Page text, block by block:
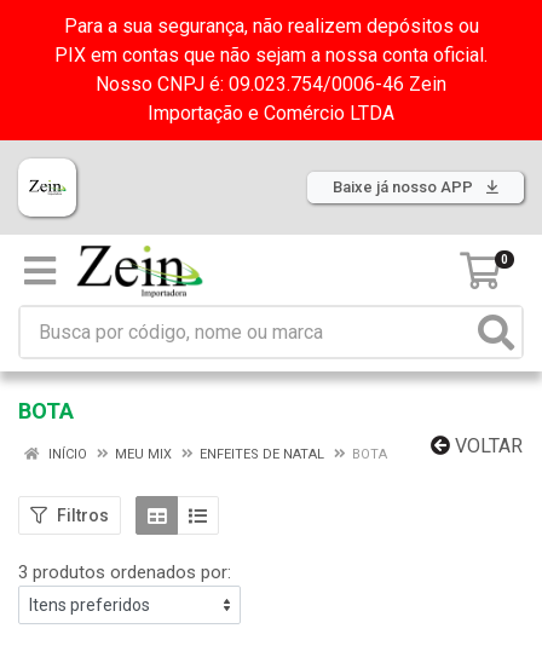
Para a sua segurança, não realizem depósitos ou
PIX em contas que não sejam a nossa conta oficial.
Nosso CNPJ é: 09.023.754/0006-46 Zein
Importação e Comércio LTDA
Baixe já nosso APP
0
BOTA
VOLTAR
INÍCIO MEU MIX ENFEITES DE NATAL BOTA
Filtros
3 produtos ordenados por: